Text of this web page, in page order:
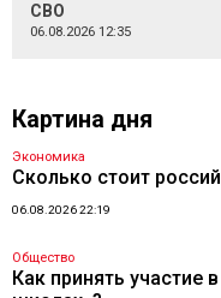
СВО
06.08.2026 12:35
Картина дня
Экономика
Сколько стоит
06.08.2026 22:19
Общество
Как принять участие